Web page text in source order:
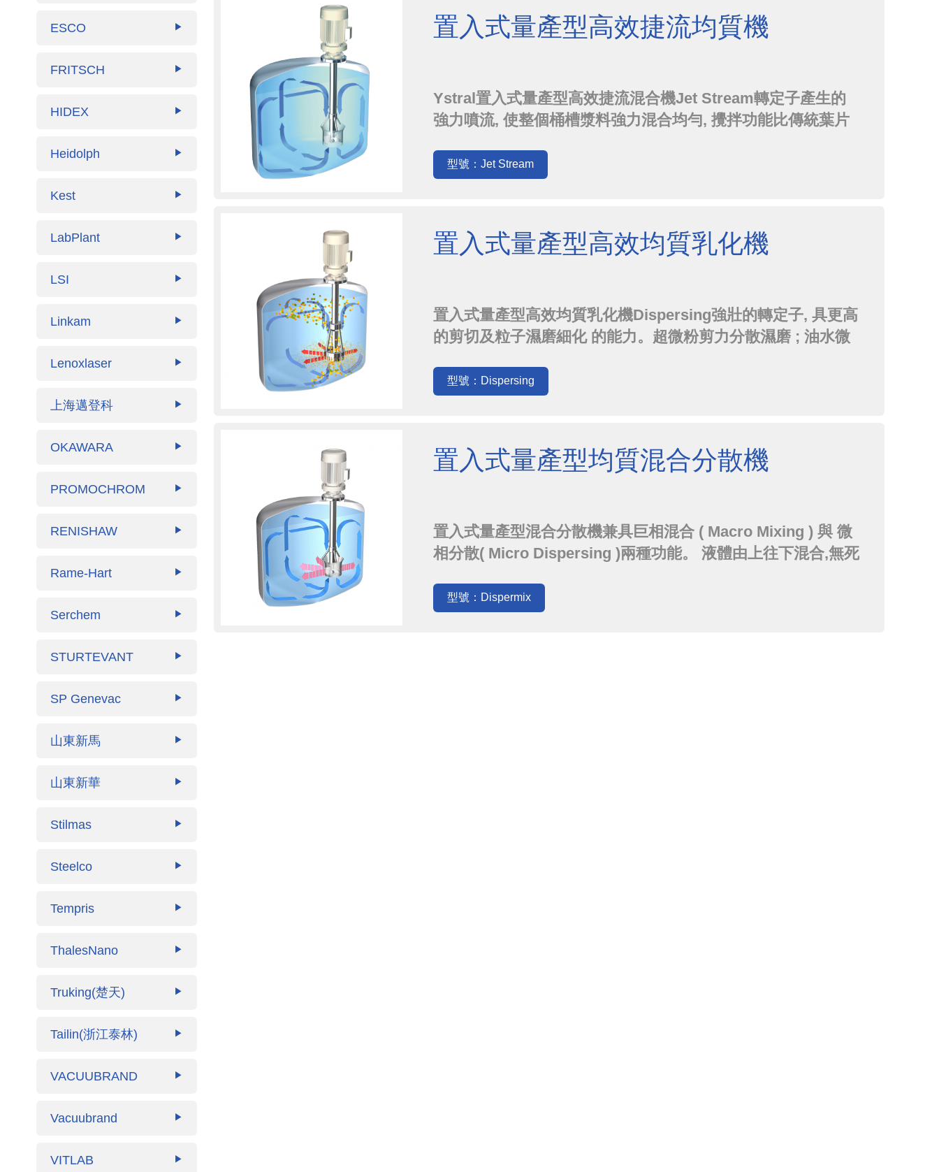
ESCO ▶
FRITSCH ▶
HIDEX ▶
Heidolph ▶
Kest ▶
LabPlant ▶
LSI ▶
Linkam ▶
Lenoxlaser ▶
上海邁登科 ▶
OKAWARA ▶
PROMOCHROM ▶
RENISHAW ▶
Rame-Hart ▶
Serchem ▶
STURTEVANT ▶
SP Genevac ▶
山東新馬 ▶
山東新華 ▶
Stilmas ▶
Steelco ▶
Tempris ▶
ThalesNano ▶
Truking(楚天) ▶
Tailin(浙江泰林) ▶
VACUUBRAND ▶
Vacuubrand ▶
VITLAB ▶
置入式量產型高效捷流均質機
Ystral置入式量產型高效捷流混合機Jet Stream轉定子產生的
強力噴流, 使整個桶槽漿料強力混合均勻, 攪拌功能比傳統葉片
漿料立體式運動, 無死角, 輕易揚起桶底沉澱混合均質。 隱藏式
轉軸, 剪力頭不產生渦流, 製程中空氣介入少。 ...
型號：Jet Stream
置入式量產型高效均質乳化機
置入式量產型高效均質乳化機Dispersing強壯的轉定子, 具更高
的剪切及粒子濕磨細化 的能力。超微粉剪力分散濕磨 ; 油水微
少。依製程桶槽需求, 可側裝, 可下裝。
型號：Dispersing
置入式量產型均質混合分散機
置入式量產型混合分散機兼具巨相混合 ( Macro Mixing ) 與 微
相分散( Micro Dispersing )兩種功能。 液體由上往下混合,無死
成。 對輕質粉末或比重大的粒子具有 良好分散均質功能。 用
於快速溶膠, 溶糖或粉末...
型號：Dispermix